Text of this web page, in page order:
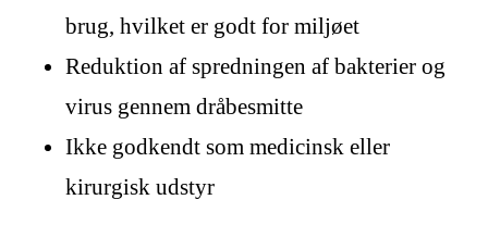
brug, hvilket er godt for miljøet
Reduktion af spredningen af bakterier og
virus gennem dråbesmitte
Ikke godkendt som medicinsk eller
kirurgisk udstyr